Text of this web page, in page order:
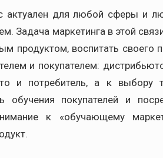
актуален для любой сферы и
Задача маркетинга в этой
продуктом, воспитать своего
и покупателем:
и потребитель, а к выбору
обучения покупателей и
к «обучающему